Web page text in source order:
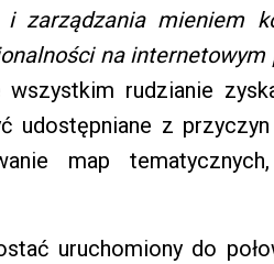
zarządzania mieniem
na
rudzianie
udostępniane z
map
uruchomiony do